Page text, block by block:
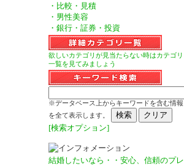
・比較・見積
・男性美容
・銀行・証券・投資
欲しいカテゴリが見当たらない時はカテゴリ
一覧を見てみましょう
※データベース上からキーワードを含む情報
を全て表示します。
[検索オプション]
結婚したいなら・・安心、信頼のプレ